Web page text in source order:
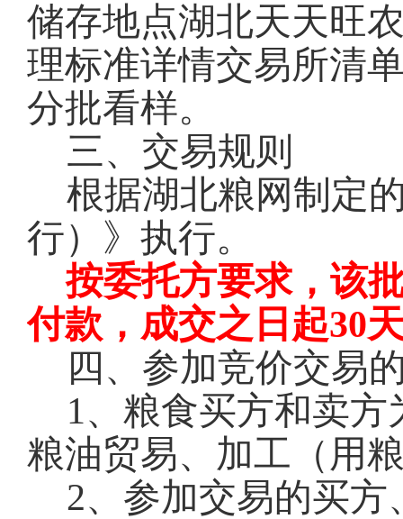
储存地点湖北天天旺
理标准详情交易所清
分批看样。
三、交易规则
根据湖北粮网制定
行）》执行。
按委托方要求，该
付款，成交之日起30
四、参加竞价交易
1、粮食买方和卖
粮油贸易、加工（用
2、参加交易的买